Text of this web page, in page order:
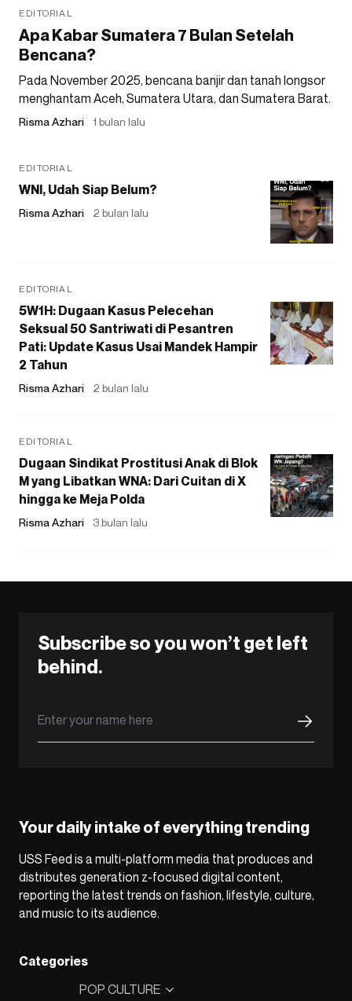
EDITORIAL
Apa Kabar Sumatera 7 Bulan Setelah
Bencana?
Pada November 2025, bencana banjir dan tanah longsor
menghantam Aceh, Sumatera Utara, dan Sumatera Barat.
Risma Azhari 1 bulan lalu
EDITORIAL
WNI, Udah Siap Belum?
Risma Azhari 2 bulan lalu
EDITORIAL
5W1H: Dugaan Kasus Pelecehan
Seksual 50 Santriwati di Pesantren
Pati: Update Kasus Usai Mandek Hampir
2 Tahun
Risma Azhari 2 bulan lalu
EDITORIAL
Dugaan Sindikat Prostitusi Anak di Blok
M yang Libatkan WNA: Dari Cuitan di X
hingga ke Meja Polda
Risma Azhari 3 bulan lalu
Subscribe so you won’t get left
behind.
Your daily intake of everything trending
USS Feed is a multi-platform media that produces and
distributes generation z-focused digital content,
reporting the latest trends on fashion, lifestyle, culture,
and music to its audience.
Categories
POP CULTURE